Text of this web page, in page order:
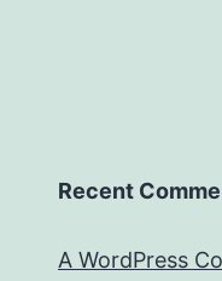
Recent
A WordPress